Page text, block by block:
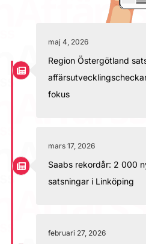
maj 4, 2026
Region Östergötland
fokus
mars 17, 2026
Saabs rekordår: 2 000
satsningar i Linköping
februari 27, 2026